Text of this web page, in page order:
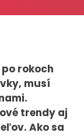
rokoch
musí
trendy aj
Ako sa